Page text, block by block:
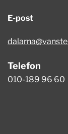
E-post
Telefon
010-189 96 60